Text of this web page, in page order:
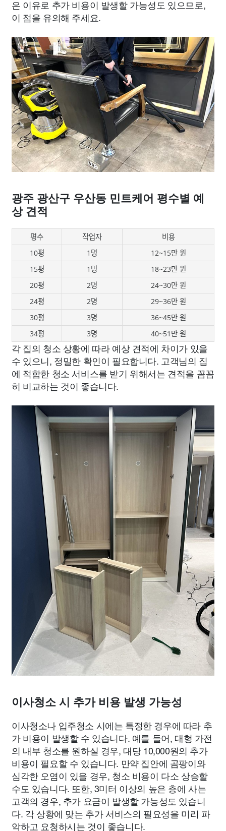
은 이유로 추가 비용이 발생할 가능성도 있으므로,
이 점을 유의해 주세요.
광주 광산구 우산동 민트케어 평수별 예
상 견적
평수 작업자
비용
10평
1명
12~15만 원
15평
1명
18~23만 원
20평
2명
24~30만 원
24평
2명
29~36만 원
30평
3명
36~45만 원
34평
3명 40~51만 원
각 집의 청소 상황에 따라 예상 견적에 차이가 있을
수 있으니, 정밀한 확인이 필요합니다. 고객님의 집
에 적합한 청소 서비스를 받기 위해서는 견적을 꼼꼼
히 비교하는 것이 좋습니다.
이사청소 시 추가 비용 발생 가능성
이사청소나 입주청소 시에는 특정한 경우에 따라 추
가 비용이 발생할 수 있습니다. 예를 들어, 대형 가전
의 내부 청소를 원하실 경우, 대당 10,000원의 추가
비용이 필요할 수 있습니다. 만약 집안에 곰팡이와
심각한 오염이 있을 경우, 청소 비용이 다소 상승할
수도 있습니다. 또한, 3미터 이상의 높은 층에 사는
고객의 경우, 추가 요금이 발생할 가능성도 있습니
다. 각 상황에 맞는 추가 서비스의 필요성을 미리 파
악하고 요청하시는 것이 좋습니다.